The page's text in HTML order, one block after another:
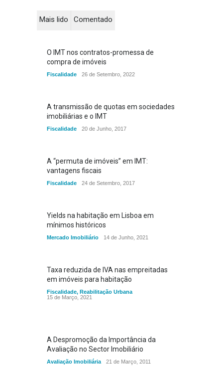
Mais lido Comentado
O IMT nos contratos-promessa de
compra de imóveis
Fiscalidade 26 de Setembro, 2022
A transmissão de quotas em sociedades
imobiliárias e o IMT
Fiscalidade 20 de Junho, 2017
A “permuta de imóveis” em IMT:
vantagens fiscais
Fiscalidade 24 de Setembro, 2017
Yields na habitação em Lisboa em
mínimos históricos
Mercado Imobiliário 14 de Junho, 2021
Taxa reduzida de IVA nas empreitadas
em imóveis para habitação
Fiscalidade, Reabilitação Urbana
15 de Março, 2021
A Despromoção da Importância da
Avaliação no Sector Imobiliário
Avaliação Imobiliária 21 de Março, 2011